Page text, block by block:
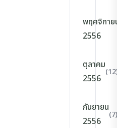
พฤศจิกาย
2556
ตุลาคม
2556
กันยายน
2556
(7)